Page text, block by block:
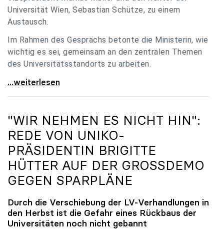
Universität Wien, Sebastian Schütze, zu einem
Austausch.
Im Rahmen des Gesprächs betonte die Ministerin, wie
wichtig es sei, gemeinsam an den zentralen Themen
des Universitätsstandorts zu arbeiten.
Holzleitner empfing uniko-Spitze zum Austausch
...weiterlesen
"WIR NEHMEN ES NICHT HIN":
REDE VON UNIKO-
PRÄSIDENTIN BRIGITTE
HÜTTER AUF DER GROSSDEMO G
EGEN SPARPLÄNE
Durch die Verschiebung der LV-Verhandlungen in
den Herbst ist die Gefahr eines Rückbaus der
Universitäten noch nicht gebannt